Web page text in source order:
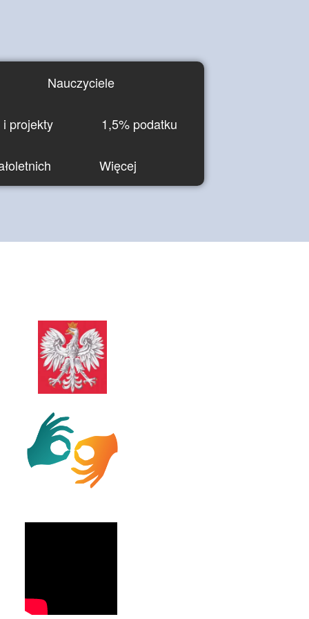
Nauczyciele
projekty 1,5% podatku
Więcej